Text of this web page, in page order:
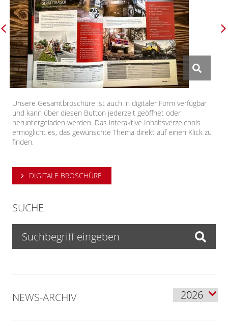
Unsere Gesamtbroschüre ist auch in digitaler Form verfügbar
und kann über diesen Button jederzeit geöffnet oder
heruntergeladen werden. Das interaktive Inhaltsverzeichnis
ermöglicht es, das gewünschte Thema direkt auf einen Klick zu
finden.
DIGITALE BROSCHÜRE
SUCHE
NEWS-ARCHIV